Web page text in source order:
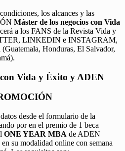
los alcances y las
Máster de los negocios con Vida
a los FANS de la Revista Vida y
LINKEDIN e INSTAGRAM,
Honduras, El Salvador,
Vida y Éxito y ADEN
desde el formulario de la
por en el premio de 1 beca
ONE YEAR MBA de ADEN
su modalidad online con semana